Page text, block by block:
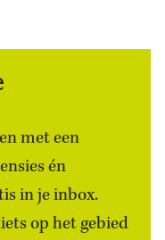
met een
én
in je inbox.
op het gebied